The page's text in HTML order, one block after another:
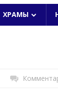
ХРАМЫ